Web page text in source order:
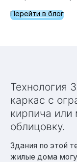
Перейти в блог
Технология 3. Стеклокомпозитный
каркас с
кирпича
облицовку.
Здания по этой
жилые дома